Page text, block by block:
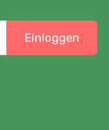
Einloggen